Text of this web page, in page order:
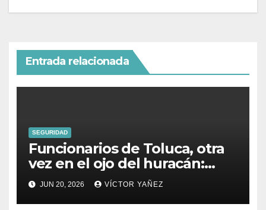
Entrada relacionada
SEGURIDAD
Funcionarios de Toluca, otra
vez en el ojo del huracán:
denuncian a secretario del
Ayuntamiento por presunto
JUN 20, 2026 VÍCTOR YAÑEZ